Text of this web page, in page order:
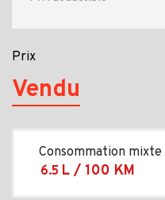
Prix
Vendu
Consommation mixte
6.5 L / 100 KM